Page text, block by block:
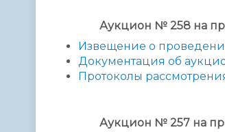
Аукцион № 258 на
Извещение о
Документация об
Протоколы
Аукцион № 257 на